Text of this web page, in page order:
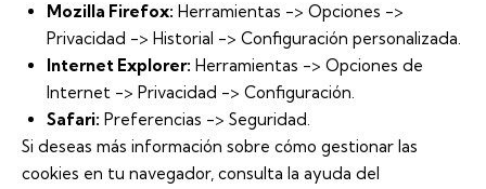
Mozilla Firefox: Herramientas -> Opciones ->
Privacidad -> Historial -> Configuración personalizada.
Internet Explorer: Herramientas -> Opciones de
Internet -> Privacidad -> Configuración.
Safari: Preferencias -> Seguridad.
Si deseas más información sobre cómo gestionar las
cookies en tu navegador, consulta la ayuda del